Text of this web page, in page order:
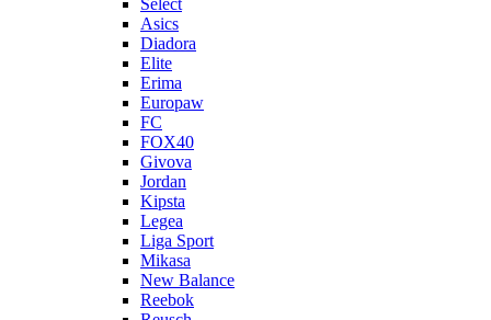
Select
Asics
Diadora
Elite
Erima
Europaw
FC
FOX40
Givova
Jordan
Kipsta
Legea
Liga Sport
Mikasa
New Balance
Reebok